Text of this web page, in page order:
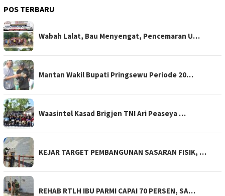
POS TERBARU
Wabah Lalat, Bau Menyengat, Pencemaran U…
Mantan Wakil Bupati Pringsewu Periode 20…
Waasintel Kasad Brigjen TNI Ari Peaseya …
KEJAR TARGET PEMBANGUNAN SASARAN FISIK, …
REHAB RTLH IBU PARMI CAPAI 70 PERSEN, SA…